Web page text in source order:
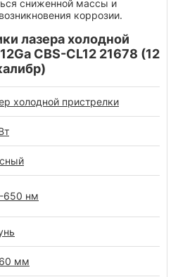
сниженной массы и
коррозии.
лазера холодной
CBS-CL12 21678 (12
холодной пристрелки
650 нм
мм